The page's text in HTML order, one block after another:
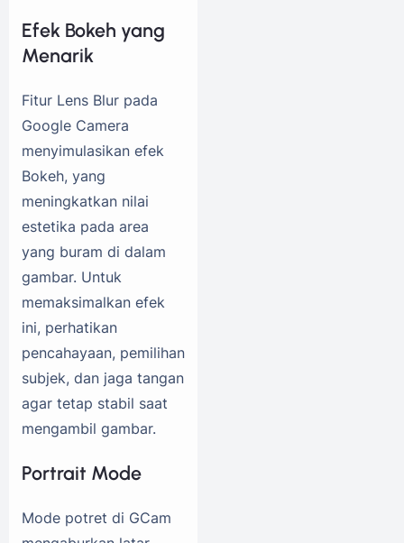
Efek Bokeh yang
Menarik
Fitur Lens Blur pada
Google Camera
menyimulasikan efek
Bokeh, yang
meningkatkan nilai
estetika pada area
yang buram di dalam
gambar. Untuk
memaksimalkan efek
ini, perhatikan
pencahayaan, pemilihan
subjek, dan jaga tangan
agar tetap stabil saat
mengambil gambar.
Portrait Mode
Mode potret di GCam